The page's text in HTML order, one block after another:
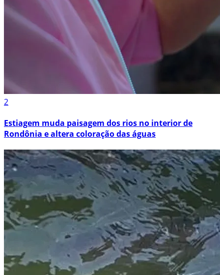
2
Estiagem muda paisagem dos rios no interior de
Rondônia e altera coloração das águas